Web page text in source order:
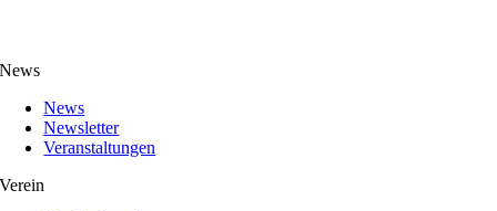
News
News
Newsletter
Veranstaltungen
Verein